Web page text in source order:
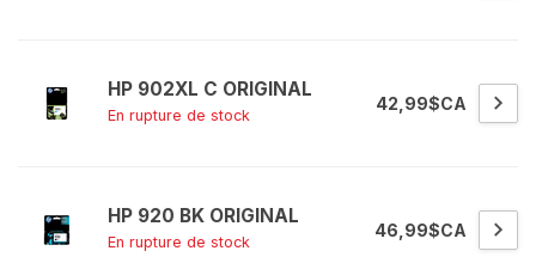
HP 902XL C ORIGINAL
En rupture de stock
42,99$CA
HP 920 BK ORIGINAL
En rupture de stock
46,99$CA